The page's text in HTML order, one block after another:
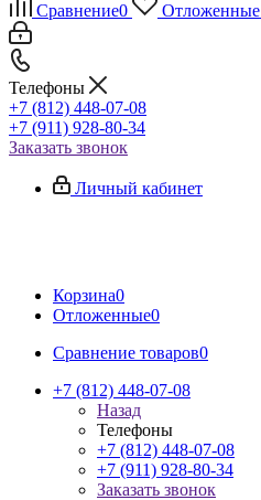
Сравнение0 Отложенные
Телефоны
+7 (812) 448-07-08
+7 (911) 928-80-34
Заказать звонок
Личный кабинет
Корзина0
Отложенные0
Сравнение товаров0
+7 (812) 448-07-08
Назад
Телефоны
+7 (812) 448-07-08
+7 (911) 928-80-34
Заказать звонок